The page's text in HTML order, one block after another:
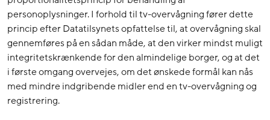
personoplysninger. I forhold til tv-overvågning fører dette
princip efter Datatilsynets opfattelse til, at overvågning skal
gennemføres på en sådan måde, at den virker mindst muligt
integritetskrænkende for den almindelige borger, og at det
i første omgang overvejes, om det ønskede formål kan nås
med mindre indgribende midler end en tv-overvågning og
registrering.